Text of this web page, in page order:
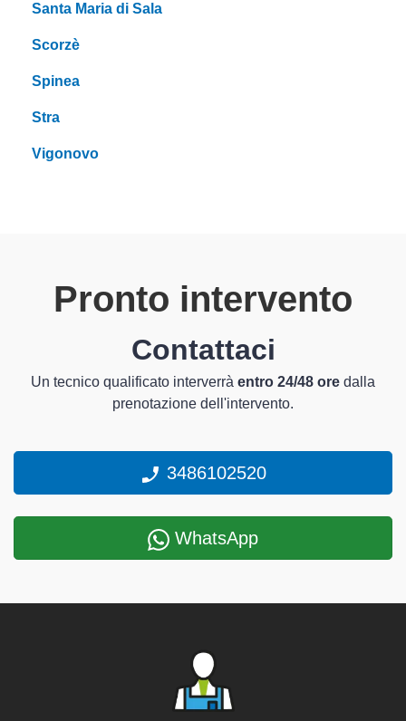
Santa Maria di Sala
Scorzè
Spinea
Stra
Vigonovo
Pronto intervento
Contattaci
Un tecnico qualificato interverrà entro 24/48 ore dalla
prenotazione dell'intervento.
3486102520
WhatsApp